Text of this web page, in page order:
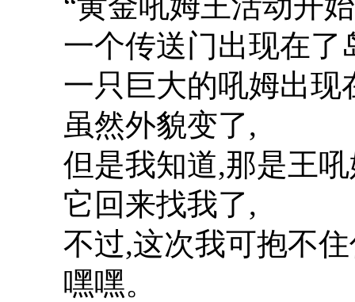
一个传送门出现在了
一只巨大的吼姆出现
虽然外貌变了,
但是我知道,那是王
它回来找我了,
不过,这次我可抱不
嘿嘿。